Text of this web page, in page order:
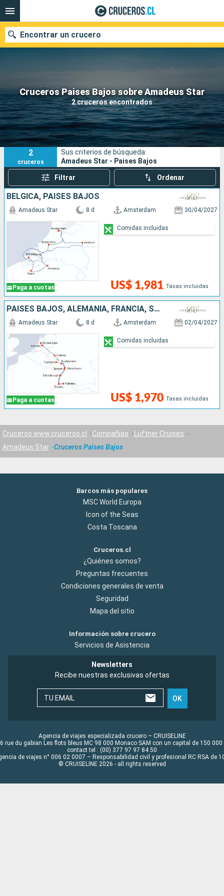
Cruceros Paises Bajos sobre Amadeus Star
2 cruceros encontrados
Encontrar un crucero
Nuestros destinos
Fecha de salida
Puertos Compañías
Buscar
2
cruceros
Sus criterios de búsqueda:
Amadeus Star - Paises Bajos
Filtrar Ordenar
BÉLGICA, PAISES BAJOS
Paga a cuotas
Amadeus Star 8 d Amsterdam 30/04/2027
US$ 1,981 Tasas incluidas
Comidas incluidas
PAISES BAJOS, ALEMANIA, FRANCIA, SUIZA
Paga a cuotas
Amadeus Star 8 d Amsterdam 02/04/2027
US$ 1,970 Tasas incluidas
Comidas incluidas
Cruceros www.cruceros.cl Compañías
Luftner Cruises
Amadeus Star
Cruceros Paises Bajos
Barcos más populares
MSC World Europa
Icon of the Seas
Costa Toscana
Cruceros.cl
¿Quiénes somos?
Preguntas frecuentes
Condiciones generales de venta
Seguridad
Mapa del sitio
Información sobre crucero
Servicios de Asistencia
Newsletters
Recibe nuestras exclusivas ofertas
TU EMAIL OK
Agencia de viajes especializada crucero – CRUISELINE
rue du gabian Les flots bleus MC 98 000 Monaco SAM con un capital de 150 000
contact tel : (00) 377 97 97 84 50
de viajes n° 006 02 0007 – Responsabilidad civil y profesional RC RSA de
© CRUISELINE 2026 - all rights reserved